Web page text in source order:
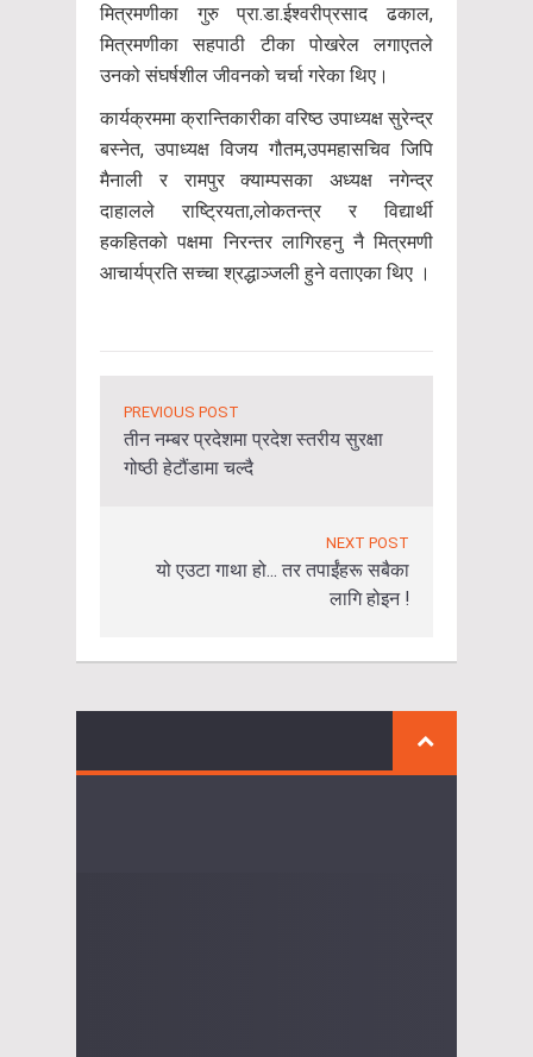
मित्रमणीका गुरु प्रा.डा.ईश्वरीप्रसाद ढकाल,
मित्रमणीका सहपाठी टीका पोखरेल लगाएतले
उनको संघर्षशील जीवनको चर्चा गरेका थिए।
कार्यक्रममा क्रान्तिकारीका वरिष्ठ उपाध्यक्ष सुरेन्द्र
बस्नेत, उपाध्यक्ष विजय गौतम,उपमहासचिव जिपि
मैनाली र रामपुर क्याम्पसका अध्यक्ष नगेन्द्र
दाहालले राष्ट्रियता,लोकतन्त्र र विद्यार्थी
हकहितको पक्षमा निरन्तर लागिरहनु नै मित्रमणी
आचार्यप्रति सच्चा श्रद्धाञ्जली हुने वताएका थिए ।
PREVIOUS POST
तीन नम्बर प्रदेशमा प्रदेश स्तरीय सुरक्षा
गोष्ठी हेटौंडामा चल्दै
NEXT POST
यो एउटा गाथा हो... तर तपाईंहरू सबैका
लागि होइन !